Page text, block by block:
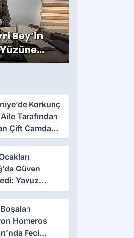
Bey’in
Korkunç
Tarafından
Çift Camdan
Güven
Yavuz
Yeniden
Homeros
Feci